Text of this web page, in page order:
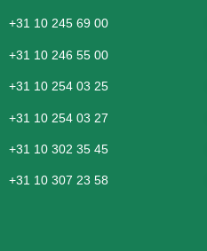
+31 10 245 69 00
+31 10 246 55 00
+31 10 254 03 25
+31 10 254 03 27
+31 10 302 35 45
+31 10 307 23 58